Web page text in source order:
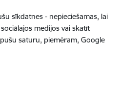
sīkdatnes - nepieciešamas, lai
medijos vai skatīt
saturu, piemēram, Google